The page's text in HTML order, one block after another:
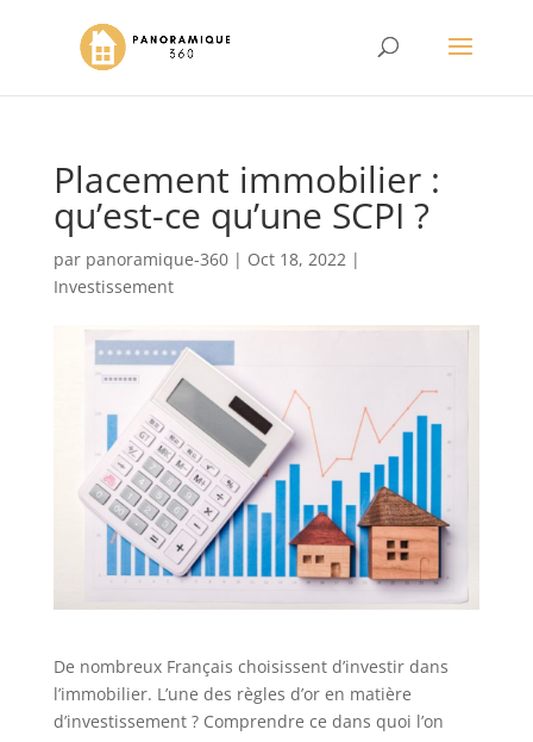
Placement immobilier :
qu’est-ce qu’une SCPI ?
par panoramique-360| Oct 18, 2022|
Investissement
De nombreux Français choisissent d’investir dans
l’immobilier. L’une des règles d’or en matière
d’investissement ? Comprendre ce dans quoi l’on